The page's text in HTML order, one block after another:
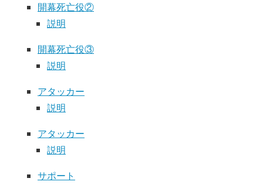
開幕死亡役②
説明
開幕死亡役③
説明
アタッカー
説明
アタッカー
説明
サポート